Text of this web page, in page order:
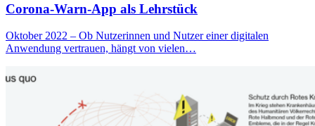
Corona-Warn-App als Lehrstück
Oktober 2022 – Ob Nutzerinnen und Nutzer einer digitalen
Anwendung vertrauen, hängt von vielen…